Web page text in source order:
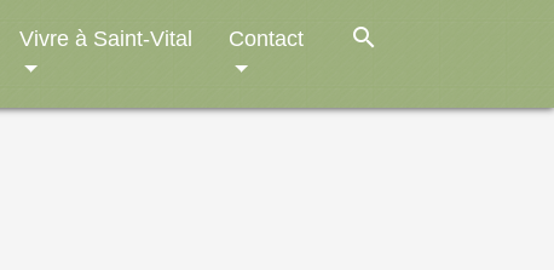
Vivre à Saint-Vital Contact search